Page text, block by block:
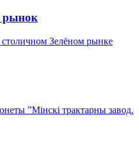
рынок
Зелёном рынке
”Мінскі трактарны завод.